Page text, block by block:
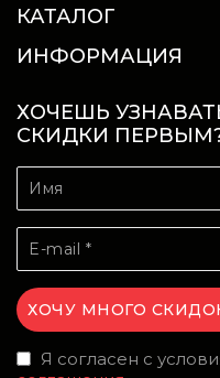
КАТАЛОГ
ИНФОРМАЦИЯ
ХОЧЕШЬ
СКИДКИ
Я согласен с